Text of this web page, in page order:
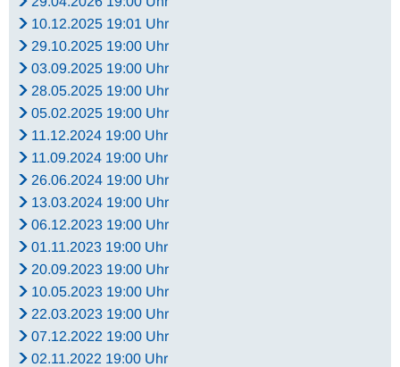
10.12.2025 19:01 Uhr
29.10.2025 19:00 Uhr
03.09.2025 19:00 Uhr
28.05.2025 19:00 Uhr
05.02.2025 19:00 Uhr
11.12.2024 19:00 Uhr
11.09.2024 19:00 Uhr
26.06.2024 19:00 Uhr
13.03.2024 19:00 Uhr
06.12.2023 19:00 Uhr
01.11.2023 19:00 Uhr
20.09.2023 19:00 Uhr
10.05.2023 19:00 Uhr
22.03.2023 19:00 Uhr
07.12.2022 19:00 Uhr
02.11.2022 19:00 Uhr